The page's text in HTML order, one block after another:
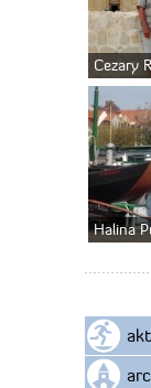
Cezary
Halina